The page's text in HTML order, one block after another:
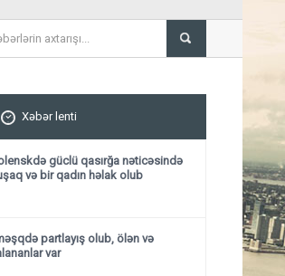
İmişlidə uşaq
Xəbər lenti
güclü qasırğa nəticəsində
və bir qadın həlak olub
partlayış olub, ölən və
var